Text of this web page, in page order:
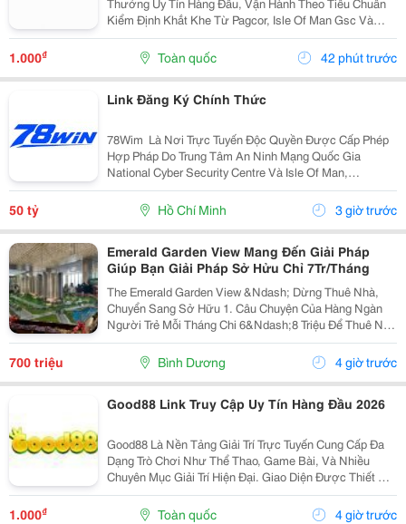
Kiểm Định Khắt Khe Từ Pagcor, Isle Of Man Gsc Và
Curacao Egaming. Tích Hợp Chứng Nhận Bảo Mật
Geotrust Giao Thức Ssl 256-Bit, Trang Web
Gamenohu.lol...
1.000₫ Toàn quốc 42 phút trước
Link Đăng Ký Chính Thức
78Wim ⁠ Là Nơi Trực Tuyến Độc Quyền Được Cấp Phép
Hợp Pháp Do Trung Tâm An Ninh Mạng Quốc Gia
National Cyber Security Centre Và Isle Of Man,
Cagayan,Và Pagcor Cấp Phép. Những Giấy Phép Khẳng
Định Sân Chơi Này An Toàn Và Minh Bạch Thu Hút Hơn
10 Triệu...
50 tỷ Hồ Chí Minh 3 giờ trước
Emerald Garden View Mang Đến Giải Pháp
Giúp Bạn Giải Pháp Sở Hửu Chỉ 7Tr/Tháng
The Emerald Garden View &Ndash; Dừng Thuê Nhà,
Chuyển Sang Sở Hữu 1. Câu Chuyện Của Hàng Ngàn
Người Trẻ Mỗi Tháng Chi 6&Ndash;8 Triệu Để Thuê Nhà
Nhưng Tài Sản Vẫn Là Con Số 0. Emerald Garden View
Mang Đến Giải Pháp Giúp Bạn Chuyển Tiền Thuê Nhà...
700 triệu Bình Dương 4 giờ trước
Good88 Link Truy Cập Uy Tín Hàng Đầu 2026
Good88 Là Nền Tảng Giải Trí Trực Tuyến Cung Cấp Đa
Dạng Trò Chơi Như Thể Thao, Game Bài, Và Nhiều
Chuyên Mục Giải Trí Hiện Đại. Giao Diện Được Thiết Kế
Trực Quan, Thân Thiện Với Người Dùng Trên Cả Điện
Thoại Và Máy Tính. Hệ Thống Bảo Mật Hiện Đại...
1.000₫ Toàn quốc 4 giờ trước